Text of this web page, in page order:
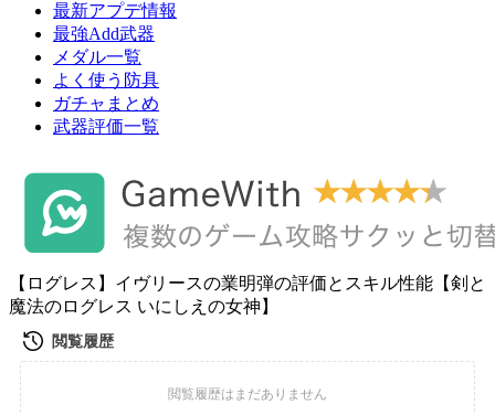
最新アプデ情報
最強Add武器
メダル一覧
よく使う防具
ガチャまとめ
武器評価一覧
【ログレス】イヴリースの業明弾の評価とスキル性能【剣と
魔法のログレス いにしえの女神】